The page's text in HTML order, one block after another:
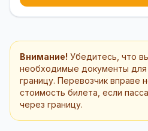
Внимание! Убедитесь, что
необходимые документы для
границу. Перевозчик вправе
стоимость билета, если
через границу.